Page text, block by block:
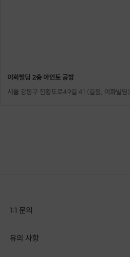
이화빌딩 2층 아인토 공방
서울 강동구 진황도로49길 41 (길동, 이화빌딩)
1:1 문의
유의 사항